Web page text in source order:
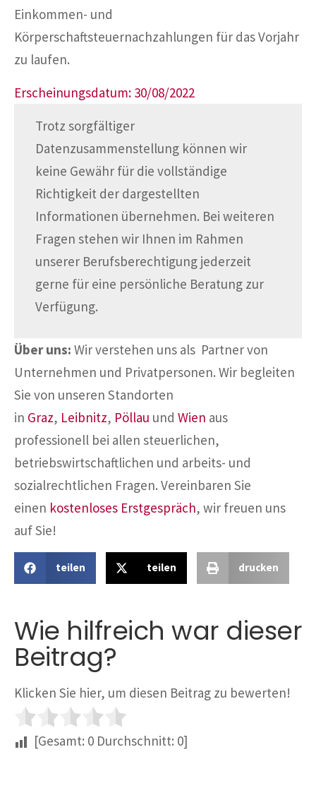
Einkommen- und
Körperschaftsteuernachzahlungen für das Vorjahr
zu laufen.
Erscheinungsdatum: 30/08/2022
Trotz sorgfältiger
Datenzusammenstellung können wir
keine Gewähr für die vollständige
Richtigkeit der dargestellten
Informationen übernehmen. Bei weiteren
Fragen stehen wir Ihnen im Rahmen
unserer Berufsberechtigung jederzeit
gerne für eine persönliche Beratung zur
Verfügung.
Über uns: Wir verstehen uns als Partner von
Unternehmen und Privatpersonen. Wir begleiten
Sie von unseren Standorten
in Graz, Leibnitz, Pöllau und Wien aus
professionell bei allen steuerlichen,
betriebswirtschaftlichen und arbeits- und
sozialrechtlichen Fragen. Vereinbaren Sie
einen kostenloses Erstgespräch, wir freuen uns
auf Sie!
teilen teilen drucken
Wie hilfreich war dieser
Beitrag?
Klicken Sie hier, um diesen Beitrag zu bewerten!
[Gesamt: 0 Durchschnitt: 0]